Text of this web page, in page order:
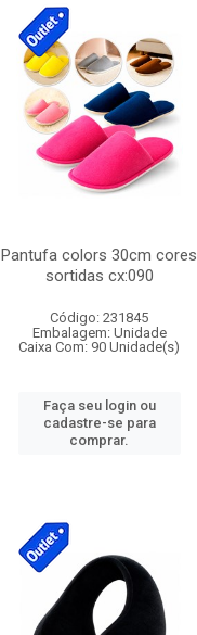
Pantufa colors 30cm cores
sortidas cx:090
Código: 231845
Embalagem: Unidade
Caixa Com: 90 Unidade(s)
Faça seu login ou
cadastre-se para
comprar.